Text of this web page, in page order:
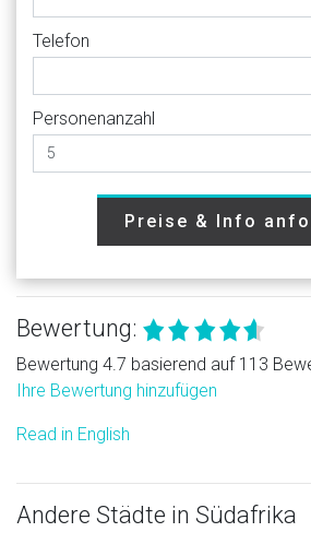
Telefon
Personenanzahl
Preise & Info
Bewertung:
Bewertung 4.7 basierend auf 113
Ihre Bewertung hinzufügen
Read in English
Andere Städte in Südafrika